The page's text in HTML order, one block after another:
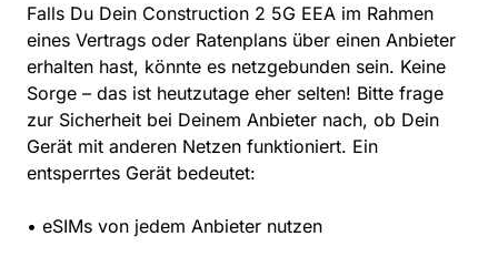
Falls Du Dein Construction 2 5G EEA im Rahmen
eines Vertrags oder Ratenplans über einen Anbieter
erhalten hast, könnte es netzgebunden sein. Keine
Sorge – das ist heutzutage eher selten! Bitte frage
zur Sicherheit bei Deinem Anbieter nach, ob Dein
Gerät mit anderen Netzen funktioniert. Ein
entsperrtes Gerät bedeutet:
• eSIMs von jedem Anbieter nutzen